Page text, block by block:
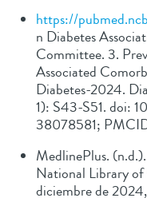
https://
n Diabetes
Committee. 3.
Associated
Diabetes-2024.
1): S43-S51. doi:
38078581;
MedlinePlus.
National Library of
diciembre de 2024,